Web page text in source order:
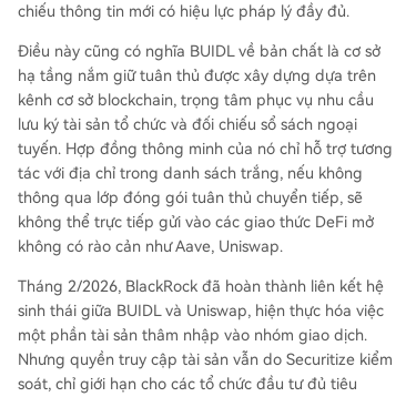
chiếu thông tin mới có hiệu lực pháp lý đầy đủ.
Điều này cũng có nghĩa BUIDL về bản chất là cơ sở
hạ tầng nắm giữ tuân thủ được xây dựng dựa trên
kênh cơ sở blockchain, trọng tâm phục vụ nhu cầu
lưu ký tài sản tổ chức và đối chiếu sổ sách ngoại
tuyến. Hợp đồng thông minh của nó chỉ hỗ trợ tương
tác với địa chỉ trong danh sách trắng, nếu không
thông qua lớp đóng gói tuân thủ chuyển tiếp, sẽ
không thể trực tiếp gửi vào các giao thức DeFi mở
không có rào cản như Aave, Uniswap.
Tháng 2/2026, BlackRock đã hoàn thành liên kết hệ
sinh thái giữa BUIDL và Uniswap, hiện thực hóa việc
một phần tài sản thâm nhập vào nhóm giao dịch.
Nhưng quyền truy cập tài sản vẫn do Securitize kiểm
soát, chỉ giới hạn cho các tổ chức đầu tư đủ tiêu